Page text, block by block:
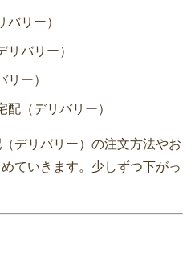
バリー）
リバリー）
ー）
配（デリバリー）
デリバリー）の注文方法やお
ていきます。少しずつ下がっ